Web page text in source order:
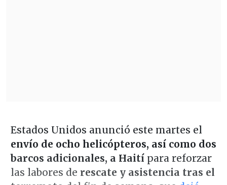
Estados Unidos anunció este martes el
envío de ocho helicópteros, así como dos
barcos adicionales, a Haitípara reforzar
las labores de rescate y asistencia tras el